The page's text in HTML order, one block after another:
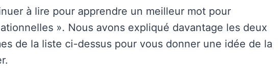
à lire pour apprendre un meilleur mot pour
». Nous avons expliqué davantage les deux
de la liste ci-dessus pour vous donner une idée de la